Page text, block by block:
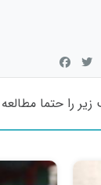
را حتما